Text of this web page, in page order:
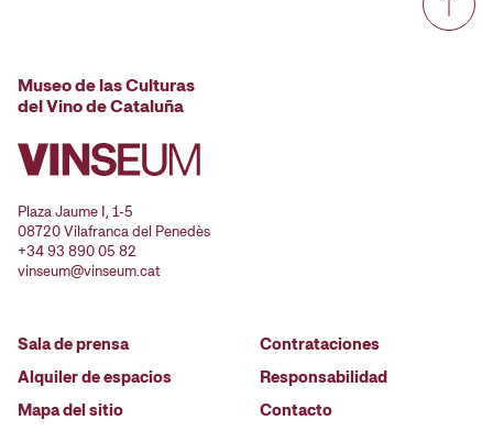
Museo de las Culturas
del Vino de Cataluña
Plaza Jaume I, 1-5
08720 Vilafranca del Penedès
+34 93 890 05 82
vinseum@vinseum.cat
Sala de prensa
Alquiler de espacios
Mapa del sitio
Contrataciones
Responsabilidad
Contacto